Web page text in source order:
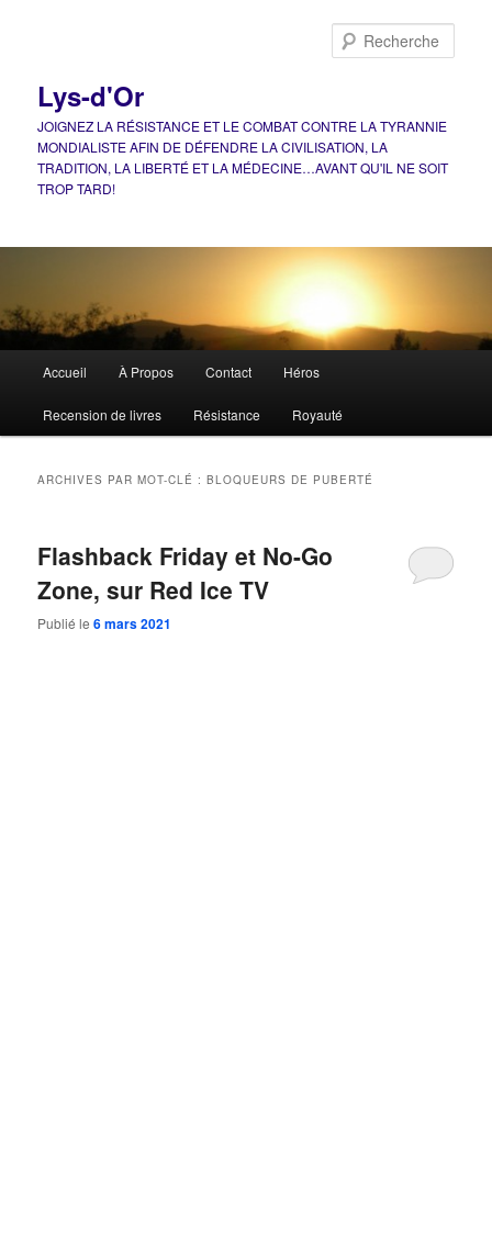
Lys-d'Or
JOIGNEZ LA RÉSISTANCE ET LE COMBAT CONTRE LA TYRANNIE
MONDIALISTE AFIN DE DÉFENDRE LA CIVILISATION, LA
TRADITION, LA LIBERTÉ ET LA MÉDECINE…AVANT QU'IL NE SOIT
TROP TARD!
principal
Accueil À Propos Contact Héros
Recension de livres Résistance Royauté
ARCHIVES PAR MOT-CLÉ :BLOQUEURS DE PUBERTÉ
Flashback Friday et No-Go
Zone, sur Red Ice TV
Publié le6 mars 2021